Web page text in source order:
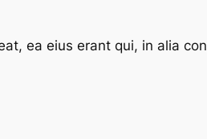
ea eius erant qui, in alia